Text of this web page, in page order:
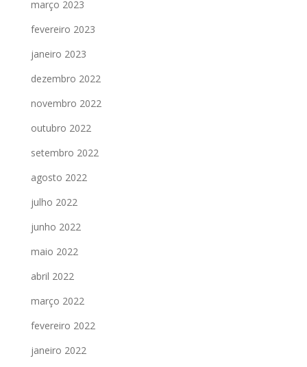
março 2023
fevereiro 2023
janeiro 2023
dezembro 2022
novembro 2022
outubro 2022
setembro 2022
agosto 2022
julho 2022
junho 2022
maio 2022
abril 2022
março 2022
fevereiro 2022
janeiro 2022